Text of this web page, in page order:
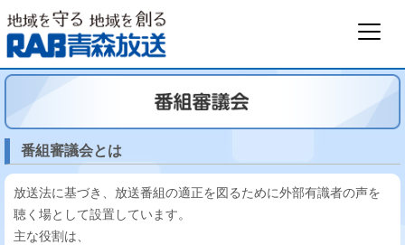
番組審議会とは
放送法に基づき、放送番組の適正を図るために外部有識者の声を
聴く場として設置しています。
主な役割は、